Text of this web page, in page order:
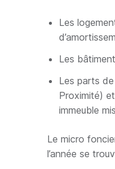
Les
Les
Les parts
Proximité) et
immeuble
Le micro
l’année se